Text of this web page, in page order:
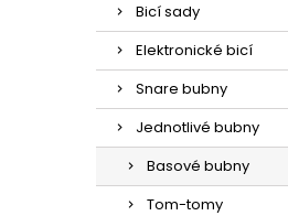
Bicí sady
Elektronické bicí
Snare bubny
Jednotlivé bubny
Basové bubny
Tom-tomy